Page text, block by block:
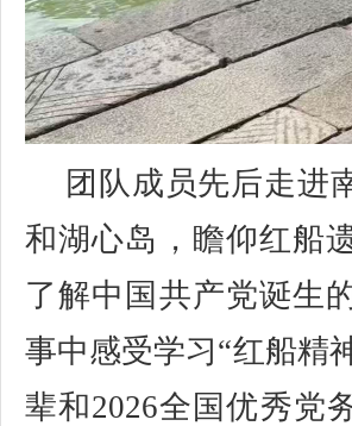
团队成员先后走进
和湖心岛，瞻仰红船
了解中国共产党诞生
事中感受学习“红船精
辈和2026全国优秀党